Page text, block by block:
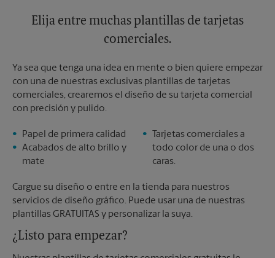
Martes
5:00 PM
Elija entre muchas plantillas de tarjetas
comerciales.
Ya sea que tenga una idea en mente o bien quiere empezar
con una de nuestras exclusivas plantillas de tarjetas
comerciales, crearemos el diseño de su tarjeta comercial
con precisión y pulido.
Papel de primera calidad
Acabados de alto brillo y
mate
Tarjetas comerciales a
todo color de una o dos
caras.
Cargue su diseño o entre en la tienda para nuestros
servicios de diseño gráfico. Puede usar una de nuestras
plantillas GRATUITAS y personalizar la suya.
¿Listo para empezar?